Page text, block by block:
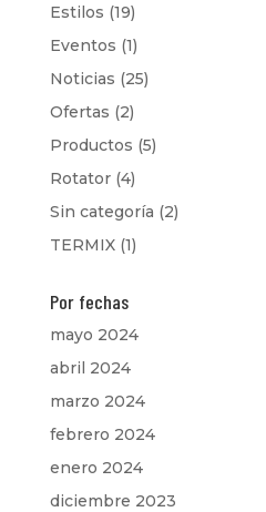
Estilos (19)
Eventos (1)
Noticias (25)
Ofertas (2)
Productos (5)
Rotator(4)
Sin categoría (2)
TERMIX(1)
Por fechas
mayo 2024
abril 2024
marzo 2024
febrero 2024
enero 2024
diciembre 2023